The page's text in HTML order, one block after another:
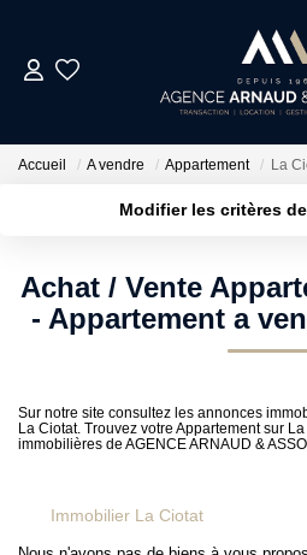
ACHAT
Accueil A vendre Appartement La
Modifier les critères
Sélectionnez...
Type de bien
Créer une alerte
Achat / Vente
- Appartement a
Sur notre site consultez les annonces
La Ciotat. Trouvez votre Appartement sur
immobilières de AGENCE ARNAUD &
Immobilier La Ciotat